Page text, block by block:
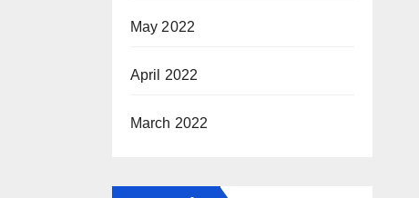
May 2022
April 2022
March 2022